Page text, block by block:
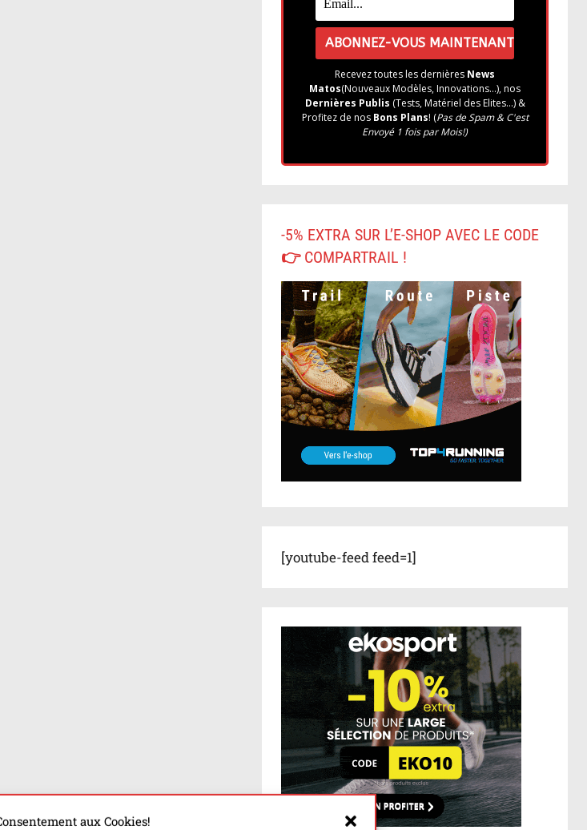
aux Cookies!
Recevez toutes les dernières News
Matos(Nouveaux Modèles, Innovations...), nos
Dernières Publis (Tests, Matériel des Elites...) &
Profitez de nosBons Plans! (Pas de Spam & C'est
Envoyé 1 fois par Mois!)
-5% EXTRA SUR L’E-SHOP AVEC LE CODE
👉 COMPARTRAIL !
[youtube-feed feed=1]